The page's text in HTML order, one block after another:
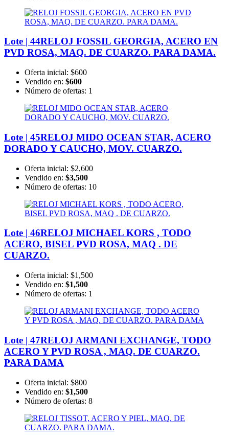
Lote | 44RELOJ FOSSIL GEORGIA, ACERO EN
PVD ROSA, MAQ. DE CUARZO. PARA DAMA.
Oferta inicial: $600
Vendido en: $600
Número de ofertas: 1
Lote | 45RELOJ MIDO OCEAN STAR, ACERO
DORADO Y CAUCHO, MOV. CUARZO.
Oferta inicial: $2,600
Vendido en: $3,500
Número de ofertas: 10
Lote | 46RELOJ MICHAEL KORS , TODO
ACERO, BISEL PVD ROSA, MAQ . DE
CUARZO.
Oferta inicial: $1,500
Vendido en: $1,500
Número de ofertas: 1
Lote | 47RELOJ ARMANI EXCHANGE, TODO
ACERO Y PVD ROSA , MAQ. DE CUARZO.
PARA DAMA
Oferta inicial: $800
Vendido en: $1,500
Número de ofertas: 8